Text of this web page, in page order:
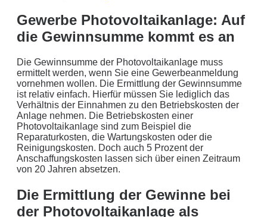
Mit dem Absenden erklären Sie sich mit derDatenverarbeitung
einverstanden. Wir geben Ihre Daten nicht ohne Ihre ausdrückliche
Zustimmung an Dritte weiter. Wir verwenden Ihre Daten nicht zu
Werbezwecken in Form von Newslettern oder sonstigen
Werbeformaten.
REGIONAL. PERSÖNLICH. TYPISCH
NORDDEUTSCH.
Stunden. Getreu unser Markenpersönlichkeit
behandeln wir Ihr Anliegen von der ersten Minute an
Gewerbe Photovoltaikanlage: Auf
die Gewinnsumme kommt es an
Die Gewinnsumme der Photovoltaikanlage muss
ermittelt werden, wenn Sie eine Gewerbeanmeldung
vornehmen wollen. Die Ermittlung der Gewinnsumme
ist relativ einfach. Hierfür müssen Sie lediglich das
Verhältnis der Einnahmen zu den Betriebskosten der
Anlage nehmen. Die Betriebskosten einer
Photovoltaikanlage sind zum Beispiel die
Reparaturkosten, die Wartungskosten oder die
Reinigungskosten. Doch auch 5 Prozent der
Anschaffungskosten lassen sich über einen Zeitraum
von 20 Jahren absetzen.
Die Ermittlung der Gewinne bei
der Photovoltaikanlage als